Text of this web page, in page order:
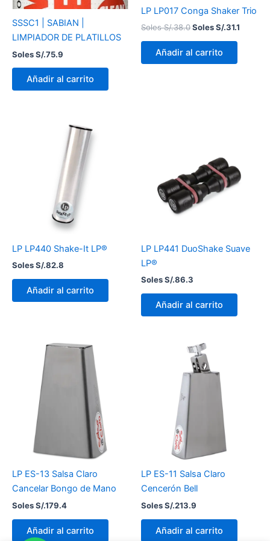
SSSC1 | SABIAN |
LIMPIADOR DE PLATILLOS
Soles S/.75.9
Añadir al carrito
LP LP017 Conga Shaker Trio
Soles S/.38.0Soles S/.31.1
Añadir al carrito
LP LP440 Shake-It LP®
Soles S/.82.8
Añadir al carrito
LP LP441 DuoShake Suave
LP®
Soles S/.86.3
Añadir al carrito
LP ES-13 Salsa Claro
Cancelar Bongo de Mano
Soles S/.179.4
Añadir al carrito
LP ES-11 Salsa Claro
Cencerón Bell
Soles S/.213.9
Añadir al carrito